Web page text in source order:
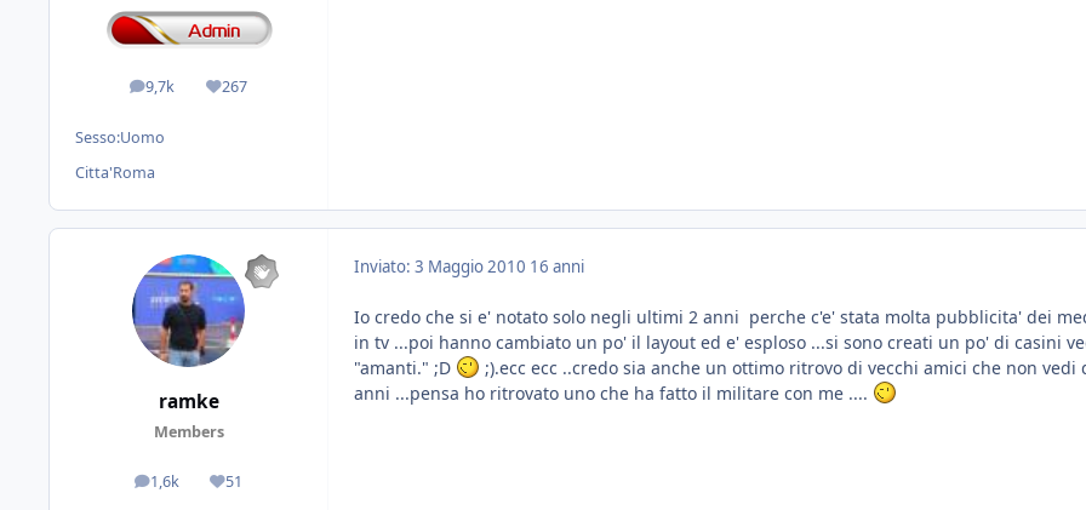
9,7k
messaggi267
Reputazione
Sesso:Uomo
Citta'Roma
ramke
Members
1,6k
messaggi51
Reputazione
Inviato: 3 Maggio 2010 16 anni
Io credo che si e' notato solo negli ultimi 2 anni perche c'e' stata molta pubblicita' dei
in tv ...poi hanno cambiato un po' il layout ed e' esploso ...si sono creati un po' di casini
"amanti." ;D
;).ecc ecc ..credo sia anche un ottimo ritrovo di vecchi amici che non vedi
anni ...pensa ho ritrovato uno che ha fatto il militare con me ....